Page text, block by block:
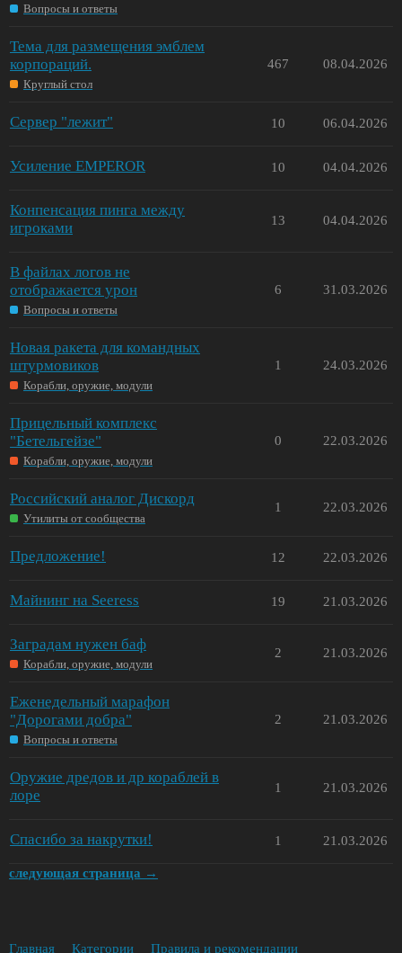
Вопросы и ответы
Тема для размещения эмблем
корпораций.
Круглый стол
467 08.04.2026
Сервер "лежит" 10 06.04.2026
Усиление EMPEROR 10 04.04.2026
Конпенсация пинга между
игроками
13 04.04.2026
В файлах логов не
отображается урон
Вопросы и ответы
6 31.03.2026
Новая ракета для командных
штурмовиков
Корабли, оружие, модули
1 24.03.2026
Прицельный комплекс
"Бетельгейзе"
Корабли, оружие, модули
0 22.03.2026
Российский аналог Дискорд
Утилиты от сообщества
1 22.03.2026
Предложение! 12 22.03.2026
Майнинг на Seeress 19 21.03.2026
Заградам нужен баф
Корабли, оружие, модули
2 21.03.2026
Еженедельный марафон
"Дорогами добра"
Вопросы и ответы
2 21.03.2026
Оружие дредов и др кораблей в
лоре
1 21.03.2026
Спасибо за накрутки! 1 21.03.2026
следующая страница →
Главная Категории Правила и рекомендации